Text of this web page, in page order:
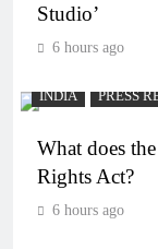
Studio’
6 hours ago
INDIA PRESS
What does
Rights Act?
6 hours ago